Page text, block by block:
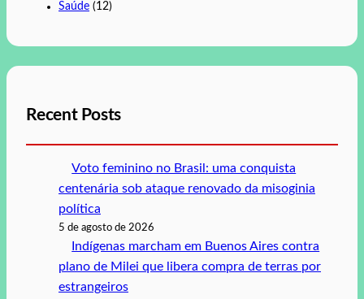
Saúde (12)
Recent Posts
Voto feminino no Brasil: uma conquista
centenária sob ataque renovado da misoginia
política
5 de agosto de 2026
Indígenas marcham em Buenos Aires contra
plano de Milei que libera compra de terras por
estrangeiros